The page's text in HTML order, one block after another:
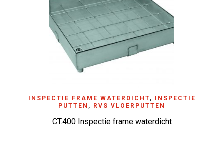
INSPECTIE FRAME WATERDICHT,
INSPECTIE
PUTTEN , RVS VLOERPUTTEN
CT.400 Inspectie frame waterdicht